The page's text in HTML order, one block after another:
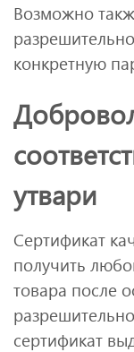
Возможно
конкретную
утвари
Сертификат
получить
товара после
сертификат